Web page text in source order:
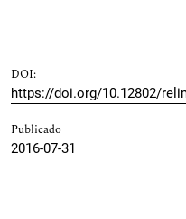
DOI:
https://doi.org/10.12802/
Publicado
2016-07-31